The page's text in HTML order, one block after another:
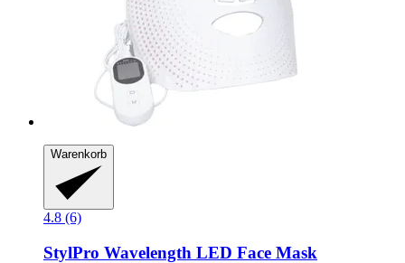
Warenkorb
4.8 (6)
StylPro Wavelength LED Face Mask